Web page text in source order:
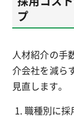
プ
人材紹介の手
介会社を減ら
見直します。
職種別に採